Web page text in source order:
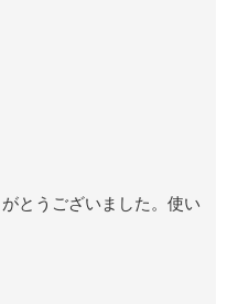
とうございました。使い